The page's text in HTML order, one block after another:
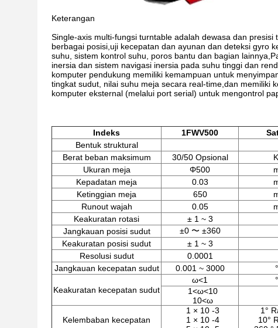
Keterangan
Single-axis multi-fungsi turntable adalah dewasa dan
berbagai posisi,uji kecepatan dan ayunan dan deteksi gyro
suhu, sistem kontrol suhu, poros bantu dan bagian
inersia dan sistem navigasi inersia pada suhu tinggi dan
komputer pendukung memiliki kemampuan untuk
tingkat sudut, nilai suhu meja secara real-time,dan memiliki
komputer eksternal (melalui port serial) untuk mengontrol
Indeks 1FWV500
Bentuk struktural
Berat beban maksimum
30/50 Opsional
Ukuran meja
Φ500
Kepadatan meja
0.03
Ketinggian meja
650
Runout wajah
0.05
Keakuratan rotasi
± 1 ~ 3
Jangkauan posisi sudut
±0 〜 ±360
Keakuratan posisi sudut
± 1 ~ 3
Resolusi sudut
0.0001
Jangkauan kecepatan sudut
0.001 ~ 3000
Keakuratan kecepatan sudut
ω<1
1<ω<10
10<ω
Kelembaban kecepatan
1 × 10 -3
1 × 10 -4
1°
10°